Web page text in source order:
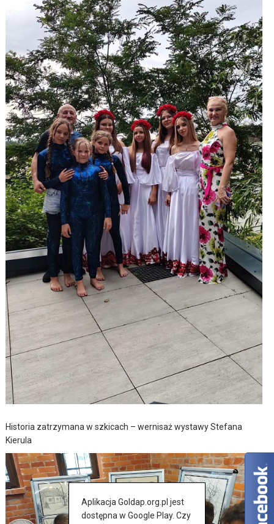
Historia zatrzymana w szkicach – wernisaż wystawy Stefana
Kierula
Aplikacja Goldap.org.pl jest
dostępna w Google Play. Czy